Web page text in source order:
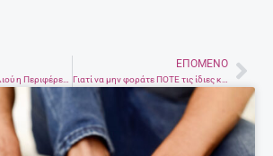
ΕΠΌΜΕΝΟ